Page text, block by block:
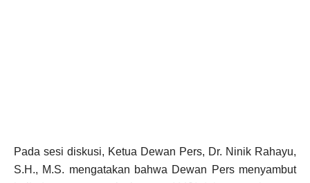
Pada sesi diskusi, Ketua Dewan Pers, Dr. Ninik Rahayu,
S.H., M.S. mengatakan bahwa Dewan Pers menyambut